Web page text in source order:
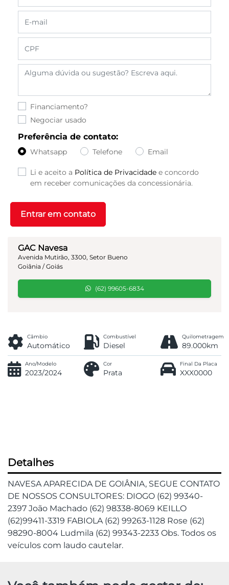
GAC Navesa
Avenida Mutirão, 3300, Setor Bueno
Goiânia / Goiás
(62) 99605-6834
Financiamento?
Negociar usado
Preferência de contato:
Whatsapp Telefone Email
Li e aceito a Política de Privacidade e concordo
em receber comunicações da concessionária.
Entrar em contato
Câmbio
Automático
Combustível
Diesel
Quilometragem
89.000km
Ano/Modelo
2023/2024
Cor
Prata
Final Da Placa
XXX0000
Detalhes
NAVESA APARECIDA DE GOIÂNIA, SEGUE CONTATO
DE NOSSOS CONSULTORES: DIOGO (62) 99340-
2397 João Machado (62) 98338-8069 KEILLO
(62)99411-3319 FABIOLA (62) 99263-1128 Rose (62)
98290-8004 Ludmila (62) 99343-2233 Obs. Todos os
veículos com laudo cautelar.